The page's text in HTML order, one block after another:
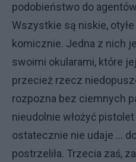
podobieństwo do
Wszystkie są niskie,
komicznie. Jedna z nich
swoimi okularami, które
przecież rzecz
rozpozna bez ciemnych
nieudolnie włożyć
ostatecznie nie udaje …
postrzeliła. Trzecia zaś,